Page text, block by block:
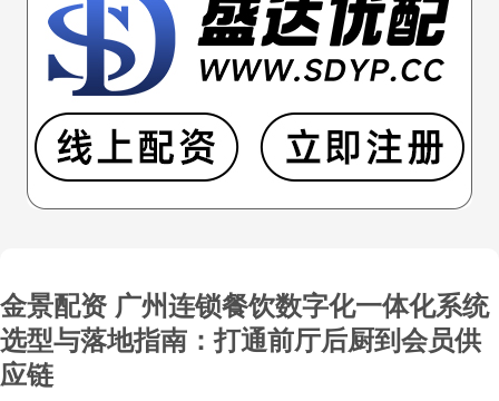
金景配资 广州连锁餐饮数字化一体化系统
选型与落地指南：打通前厅后厨到会员供
应链